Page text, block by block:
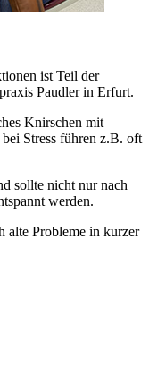
ist Teil der
Paudler in Erfurt.
Knirschen mit
Stress führen z.B. oft
sollte nicht nur nach
werden.
alte Probleme in kurzer